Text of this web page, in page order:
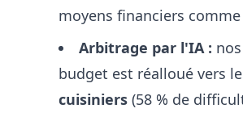
moyens financiers
Arbitrage par l'IA :
budget est réalloué vers
cuisiniers (58 % de